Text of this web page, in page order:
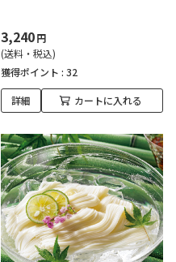
3,240円
(送料・税込)
獲得ポイント : 32
詳細 カートに入れる